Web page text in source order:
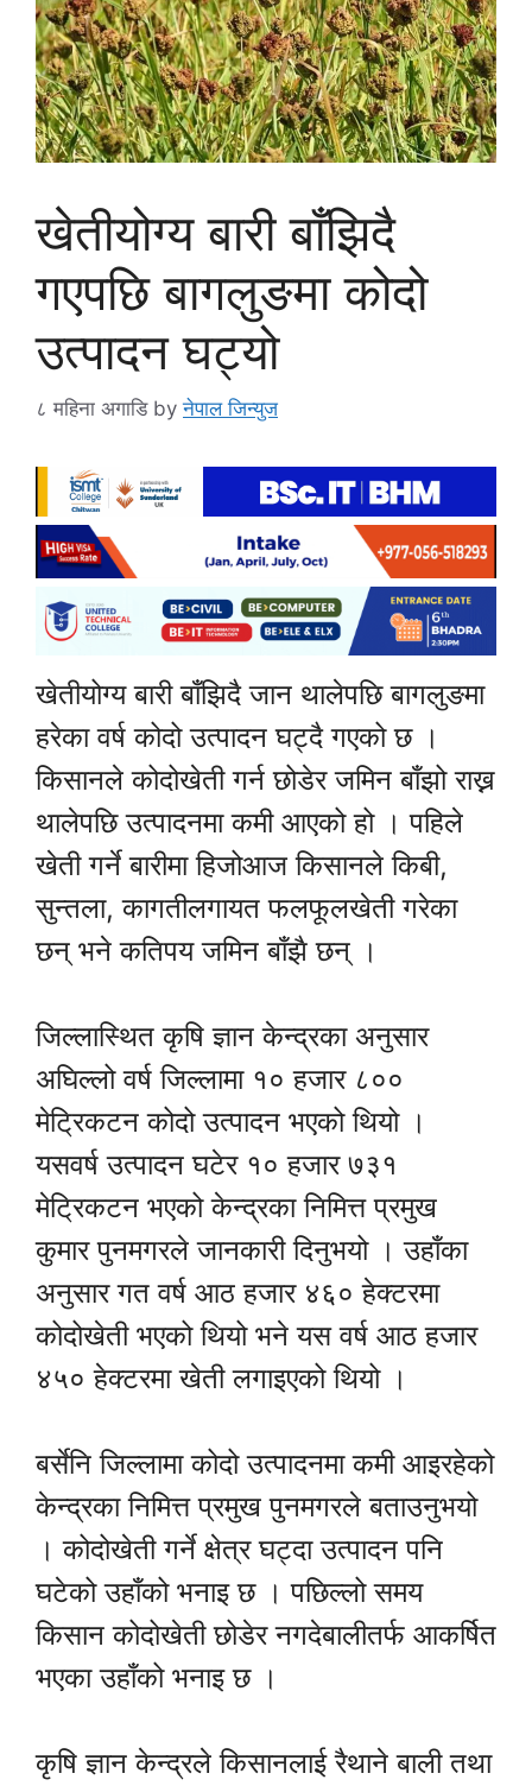
खेतीयोग्य बारी बाँझिदै
गएपछि बागलुङमा कोदो
उत्पादन घट्यो
८ महिना अगाडि byनेपाल जिन्युज
खेतीयोग्य बारी बाँझिदै जान थालेपछि बागलुङमा
हरेका वर्ष कोदो उत्पादन घट्दै गएको छ ।
किसानले कोदोखेती गर्न छोडेर जमिन बाँझो राख्न
थालेपछि उत्पादनमा कमी आएको हो । पहिले
खेती गर्ने बारीमा हिजोआज किसानले किबी,
सुन्तला, कागतीलगायत फलफूलखेती गरेका
छन् भने कतिपय जमिन बाँझै छन् ।
जिल्लास्थित कृषि ज्ञान केन्द्रका अनुसार
अघिल्लो वर्ष जिल्लामा १० हजार ८००
मेट्रिकटन कोदो उत्पादन भएको थियो ।
यसवर्ष उत्पादन घटेर १० हजार ७३१
मेट्रिकटन भएको केन्द्रका निमित्त प्रमुख
कुमार पुनमगरले जानकारी दिनुभयो । उहाँका
अनुसार गत वर्ष आठ हजार ४६० हेक्टरमा
कोदोखेती भएको थियो भने यस वर्ष आठ हजार
४५० हेक्टरमा खेती लगाइएको थियो ।
बर्सेनि जिल्लामा कोदो उत्पादनमा कमी आइरहेको
केन्द्रका निमित्त प्रमुख पुनमगरले बताउनुभयो
। कोदोखेती गर्ने क्षेत्र घट्दा उत्पादन पनि
घटेको उहाँको भनाइ छ । पछिल्लो समय
किसान कोदोखेती छोडेर नगदेबालीतर्फ आकर्षित
भएका उहाँको भनाइ छ ।
कृषि ज्ञान केन्द्रले किसानलाई रैथाने बाली तथा